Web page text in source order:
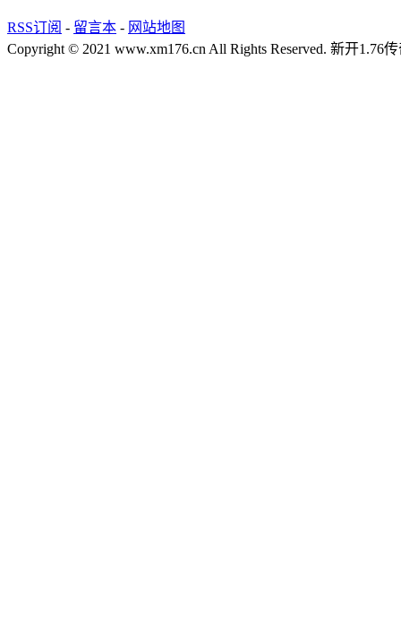
RSS订阅 - 留言本 - 网站地图
Copyright © 2021 www.xm176.cn All Rights Reserved. 新开1.76